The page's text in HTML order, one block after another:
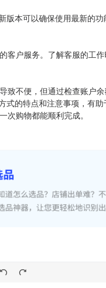
版本可以确保使用最新的
客户服务。了解客服的工
致不便，但通过检查账户
式的特点和注意事项，有
次购物都能顺利完成。